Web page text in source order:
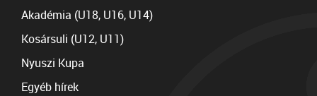
Akadémia (U18, U16, U14)
Kosársuli (U12, U11)
Nyuszi Kupa
Egyéb hírek